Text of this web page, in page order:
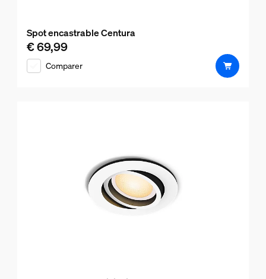
Spot encastrable Centura
Le prix actuel est € 69,99
€ 69,99
Comparer